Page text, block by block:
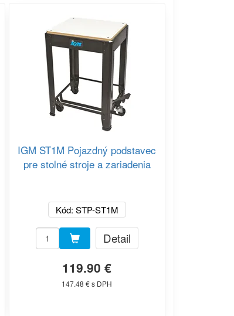
IGM ST1M Pojazdný podstavec
pre stolné stroje a zariadenia
Kód: STP-ST1M
Detail
119.90 €
147.48 € s DPH